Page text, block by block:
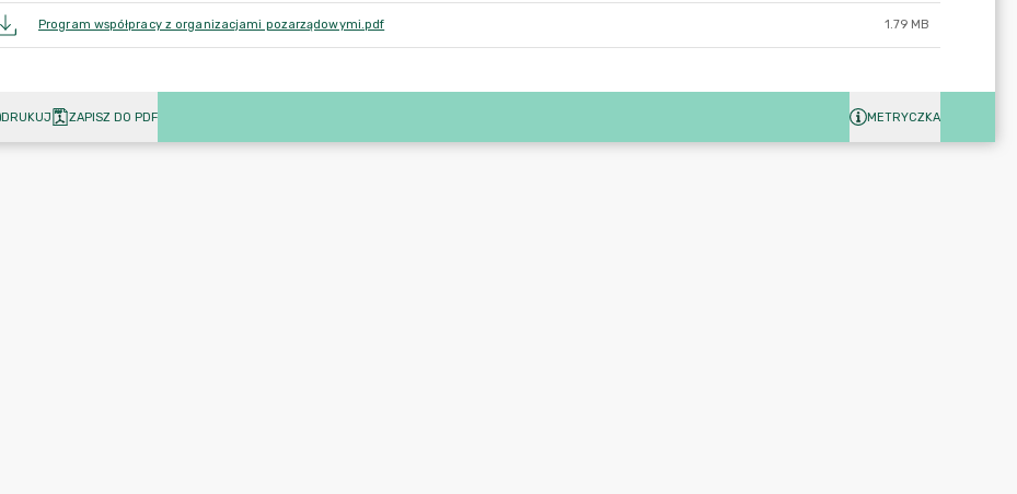
Program współpracy z organizacjami pozarządowymi.pdf 1.79 MB
DRUKUJ ZAPISZ DO PDF METRYCZKA